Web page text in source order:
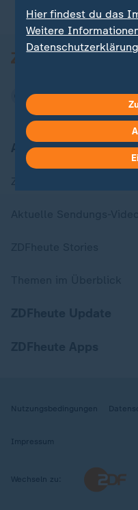
Aktuell bei ZDFheute
Nutzungsbedingungen
Impressum
Wechseln zu:
Hier findest du das
Weitere